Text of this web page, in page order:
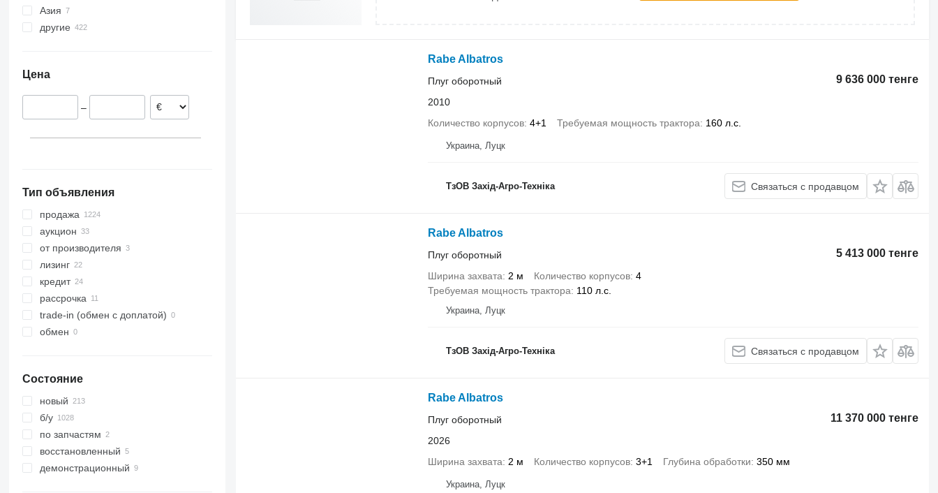
Польша
Нидерланды
Норвегия
Азия
Узбекистан
другие
Цена
–
Тип объявления
продажа
аукцион
от производителя
лизинг
кредит
рассрочка
trade-in (обмен с доплатой)
обмен
Состояние
новый
б/у
по запчастям
восстановленный
демонстрационный
Rabe Albatros
9 636 000 тенге
Плуг оборотный
2010
Количество корпусов 4+1 Требуемая мощность трактора 160 л.с.
Украина, Луцк
ТзОВ Захід-Агро-Техніка Связаться с продавцом
Rabe Albatros
5 413 000 тенге
Плуг оборотный
Ширина захвата
2 м Количество корпусов 4
Требуемая мощность трактора
110 л.с.
Украина, Луцк
ТзОВ Захід-Агро-Техніка Связаться с продавцом
Rabe Albatros
11 370 000 тенге
Плуг оборотный
2026
Ширина захвата
2 м Количество корпусов 3+1 Глубина обработки 350 мм
Украина, Луцк